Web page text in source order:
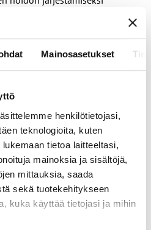
Mainosasetukset
henkilötietojasi,
teknologioita, kuten
tietoa laitteeltasi,
mainoksia ja sisältöjä,
mittauksia, saada
sekä tuotekehitykseen
kuka käyttää tietojasi ja mihin
Aiemmin oikeus koski alle 10-
Sari Jokinen, p. 050 461
lasten ja nuorten
JHL on antanut
loma-aikoja koskevasta